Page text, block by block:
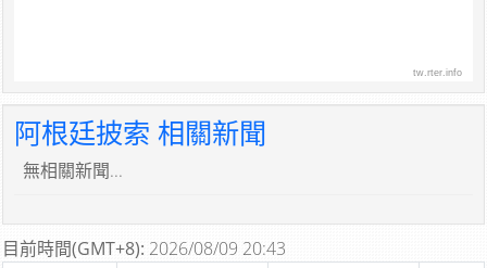
tw.rter.info
阿根廷披索 相關新聞
無相關新聞...
目前時間(GMT+8): 2026/08/09 20:43